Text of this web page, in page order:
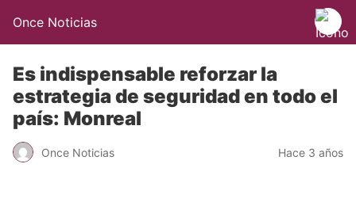
Once Noticias
Es indispensable reforzar la
estrategia de seguridad en todo el
país: Monreal
Once Noticias Hace 3 años